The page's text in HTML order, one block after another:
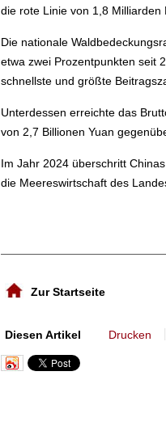
die rote Linie von 1,8 Milliarden
Die nationale
etwa zwei Prozentpunkten seit
schnellste und größte
Unterdessen erreichte das
von 2,7 Billionen Yuan
Im Jahr 2024 überschritt
die Meereswirtschaft des
Zur Startseite
Diesen Artikel Drucken